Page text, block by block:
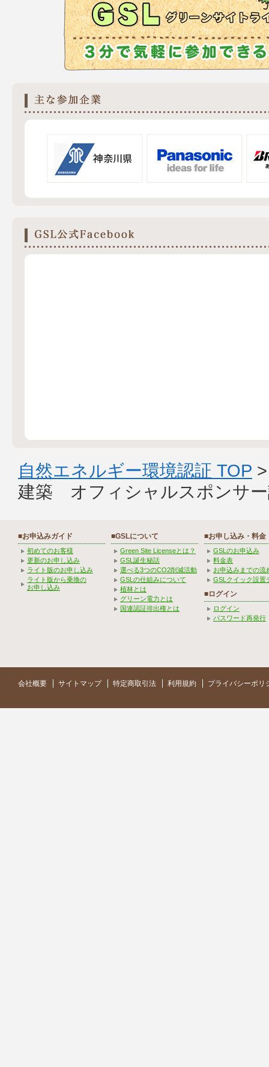
自然エネルギー環境認証 TOP
建築 オフィシャルスポンサ
■お申込みガイド
初めてのお客様
更新のお申し込み
ライト版のお申し込み
ライト版から乗換の
お申し込み
■GSLについて
Green Site Licenseとは？
GSL誕生秘話
選べる3つのCO2削減活動
GSLの仕組みについて
植林とは
グリーン電力とは
国連認証排出権とは
■お申し込み・料金
GSLのお申込み
料金表
お申込みまでの流
GSLクイック設置
■ログイン
ログイン
パスワード再発行
会社概要 サイトマップ 特定商取引法 利用規約 プライバシーポリ